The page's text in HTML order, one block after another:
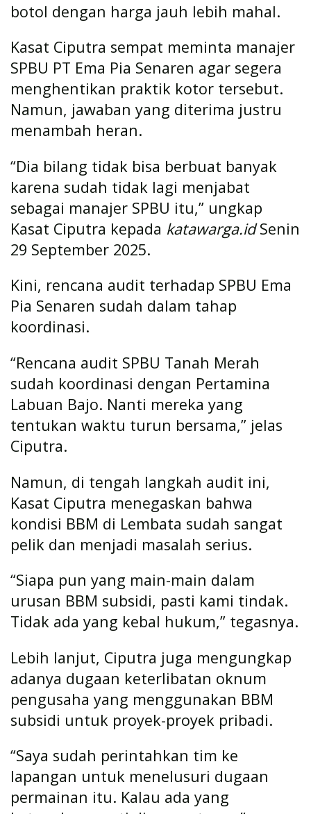
botol dengan harga jauh lebih mahal.
Kasat Ciputra sempat meminta manajer
SPBU PT Ema Pia Senaren agar segera
menghentikan praktik kotor tersebut.
Namun, jawaban yang diterima justru
menambah heran.
“Dia bilang tidak bisa berbuat banyak
karena sudah tidak lagi menjabat
sebagai manajer SPBU itu,” ungkap
Kasat Ciputra kepada katawarga.idSenin
29 September 2025.
Kini, rencana audit terhadap SPBU Ema
Pia Senaren sudah dalam tahap
koordinasi.
“Rencana audit SPBU Tanah Merah
sudah koordinasi dengan Pertamina
Labuan Bajo. Nanti mereka yang
tentukan waktu turun bersama,” jelas
Ciputra.
Namun, di tengah langkah audit ini,
Kasat Ciputra menegaskan bahwa
kondisi BBM di Lembata sudah sangat
pelik dan menjadi masalah serius.
“Siapa pun yang main-main dalam
urusan BBM subsidi, pasti kami tindak.
Tidak ada yang kebal hukum,” tegasnya.
Lebih lanjut, Ciputra juga mengungkap
adanya dugaan keterlibatan oknum
pengusaha yang menggunakan BBM
subsidi untuk proyek-proyek pribadi.
“Saya sudah perintahkan tim ke
lapangan untuk menelusuri dugaan
permainan itu. Kalau ada yang